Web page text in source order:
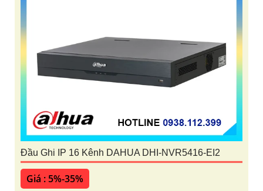
Đầu Ghi IP 16 Kênh DAHUA DHI-NVR5416-EI2
Giá : 5%-35%